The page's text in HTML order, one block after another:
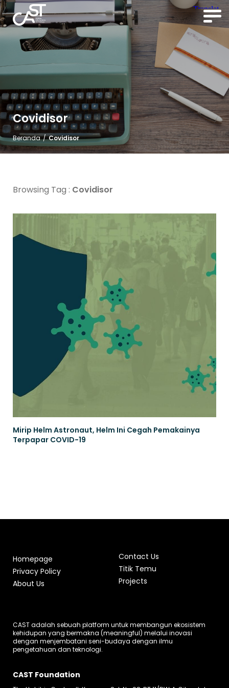
Covidisor
Beranda / Covidisor
Browsing Tag : Covidisor
Mirip Helm Astronaut, Helm Ini Cegah Pemakainya
Terpapar COVID-19
Homepage
Privacy Policy
About Us
Contact Us
Titik Temu
Projects
CAST adalah sebuah platform untuk membangun ekosistem
kehidupan yang bermakna (meaningful) melalui inovasi
dengan menjembatani seni-budaya dengan ilmu
pengetahuan dan teknologi.
CAST Foundation